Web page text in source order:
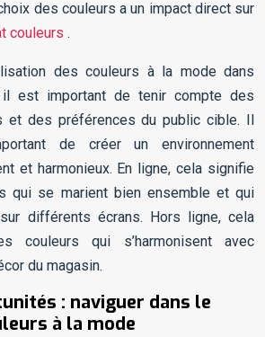
des couleurs a un impact direct sur
couleurs .
des couleurs à la mode dans
il est important de tenir compte des
et des préférences du public cible. Il
de créer un environnement
et harmonieux. En ligne, cela signifie
qui se marient bien ensemble et qui
différents écrans. Hors ligne, cela
couleurs qui s’harmonisent avec
du magasin.
: naviguer dans le
à la mode